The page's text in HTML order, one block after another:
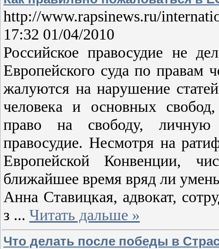
http://www.rapsinews.ru/
17:32 01/04/2010
Российское правосудие не
Европейского суда по
жалуются на нарушение
человека и основных
право на свободу, личную
правосудие. Несмотря на
Европейской Конвенции,
ближайшее время вряд ли
Анна Ставицкая, адвокат,
з ... Читать дальше »
Что делать после победы в